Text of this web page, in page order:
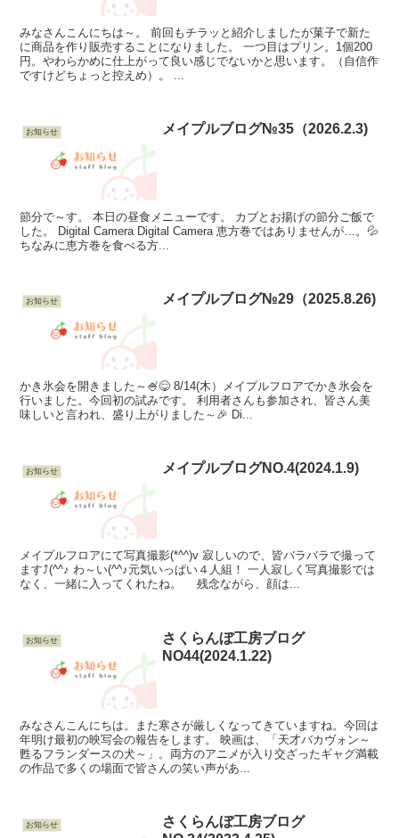
みなさんこんにちは～。 前回もチラッと紹介しましたが菓子で新た
に商品を作り販売することになりました。 一つ目はプリン。1個200
円。やわらかめに仕上がって良い感じでないかと思います。（自信作
ですけどちょっと控えめ）。 ...
お知らせ メイプルブログ№35（2026.2.3)
節分で～す。 本日の昼食メニューです。 カブとお揚げの節分ご飯で
した。 Digital Camera Digital Camera 恵方巻ではありませんが…。💦
ちなみに恵方巻を食べる方...
お知らせ メイプルブログ№29（2025.8.26)
かき氷会を開きました～🍧😋 8/14(木）メイプルフロアでかき氷会を
行いました。今回初の試みです。 利用者さんも参加され、皆さん美
味しいと言われ、盛り上がりました～🎉 Di...
お知らせ メイプルブログNO.4(2024.1.9)
メイプルフロアにて写真撮影(*^^)v 寂しいので、皆バラバラで撮って
ます⤴(^^♪ わ～い(^^♪元気いっぱい４人組！ 一人寂しく写真撮影では
なく、一緒に入ってくれたね。 残念ながら、顔は...
お知らせ
さくらんぼ工房ブログ
NO44(2024.1.22)
みなさんこんにちは。また寒さが厳しくなってきていますね。今回は
年明け最初の映写会の報告をします。 映画は、「天才バカヴォン～
甦るフランダースの犬～」。両方のアニメが入り交ざったギャグ満載
の作品で多くの場面で皆さんの笑い声があ...
お知らせ
さくらんぼ工房ブログ